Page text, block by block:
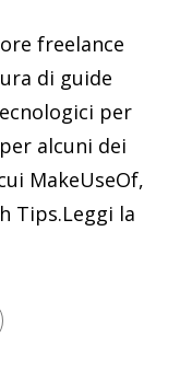
freelance
di guide
per
alcuni dei
MakeUseOf,
Tips.Leggi la